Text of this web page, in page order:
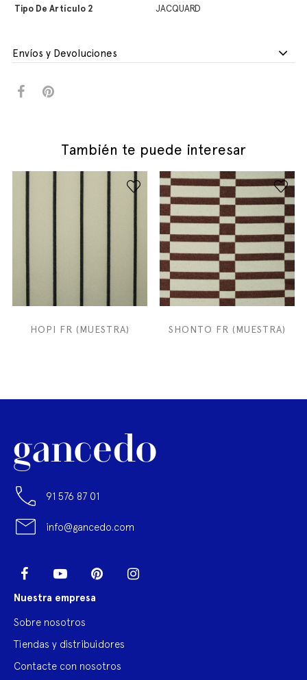
Tipo De Artículo 2
JACQUARD
Envíos y Devoluciones
También te puede interesar
HOPI FR (MUESTRA) SHONTO FR (MUESTRA)
91 576 87 01
info@gancedo.com
Facebook YouTube Pinterest
Nuestra empresa
Sobre nosotros
Tiendas y distribuidores
Contacte con nosotros